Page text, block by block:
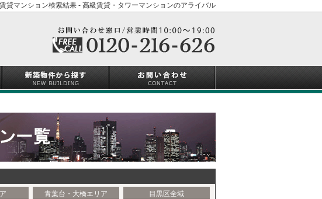
賃貸マンション検索結果 - 高級賃貸・タワーマンションのアライバル
青葉台・大橋エリア 目黒区全域